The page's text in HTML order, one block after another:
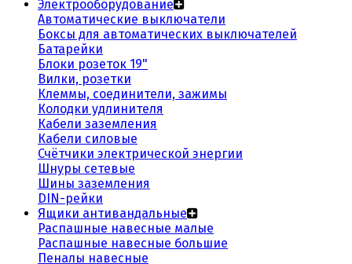
Электрооборудование
Автоматические выключатели
Боксы для автоматических выключателей
Батарейки
Блоки розеток 19"
Вилки, розетки
Клеммы, соединители, зажимы
Колодки удлинителя
Кабели заземления
Кабели силовые
Счётчики электрической энергии
Шнуры сетевые
Шины заземления
DIN-рейки
Ящики антивандальные
Распашные навесные малые
Распашные навесные большие
Пеналы навесные